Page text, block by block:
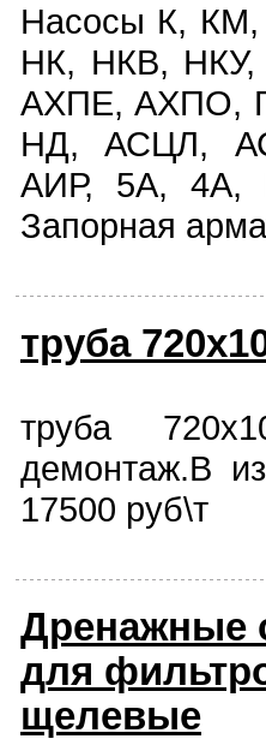
Насосы К,
НК, НКВ,
АХПЕ, АХПО,
НД, АСЦЛ,
АИР, 5А,
Запорная
труба
труба
демонтаж.В
17500 руб\т
Дренажные
для
щелевые